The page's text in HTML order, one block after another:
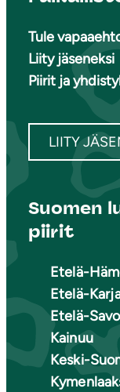
Tule
Liity jäseneksi
Piirit ja
LIITY
Suomen
piirit
Etelä-
Etelä-
Etelä-Savo
Kainuu
Keski-